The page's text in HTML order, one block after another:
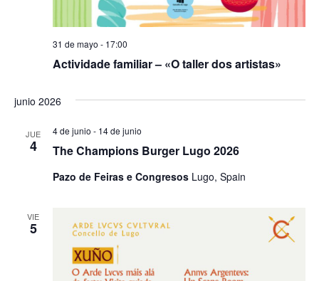
Actividade familiar – «O taller dos artistas»
31 de mayo - 17:00
junio 2026
JUE
4 The Champions Burger Lugo 2026
4 de junio - 14 de junio
Pazo de Feiras e Congresos Lugo, Spain
VIE
5